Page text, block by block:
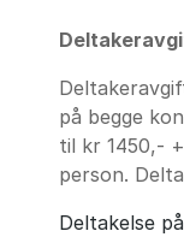
på begge
til kr 1450,-
person.
Deltakelse